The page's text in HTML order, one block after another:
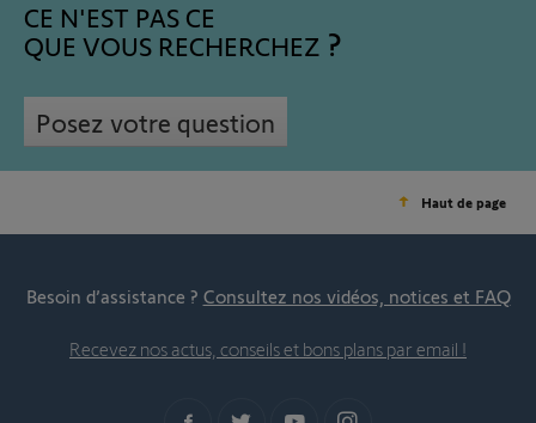
CE N'EST PAS CE
QUE VOUS RECHERCHEZ
Posez votre question
Haut de page
Besoin d’assistance ? Consultez nos vidéos, notices et FAQ
Recevez nos actus, conseils et bons plans par email !